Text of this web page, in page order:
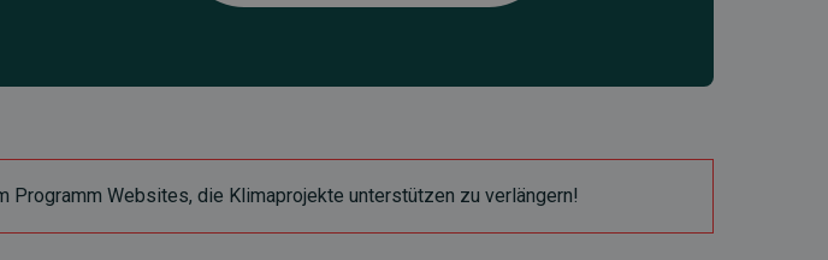
Programm Websites, die Klimaprojekte unterstützen zu verlängern!